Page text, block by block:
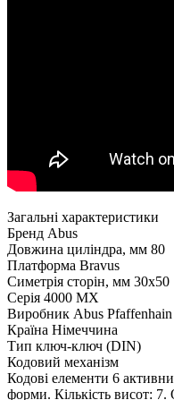
Загальні характеристики
Бренд Abus
Довжина циліндра, мм 80
Платформа Bravus
Симетрія сторін, мм 30x50
Серія 4000 MX
Виробник Abus
Країна Німеччина
Тип ключ-ключ (DIN)
Кодовий механізм
Кодові елементи 6
форми. Кількість висот: